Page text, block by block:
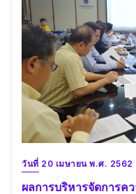
วันที่ 20 เมษายน พ.ศ. 2562
ผลการบริหารจัดการคว